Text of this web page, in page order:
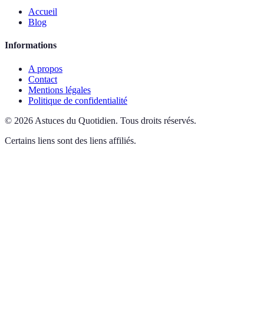
Accueil
Blog
Informations
A propos
Contact
Mentions légales
Politique de confidentialité
© 2026 Astuces du Quotidien. Tous droits réservés.
Certains liens sont des liens affiliés.